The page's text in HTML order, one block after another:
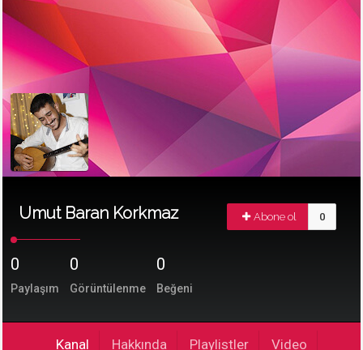
Umut Baran Korkmaz Abone ol 0
0
Paylaşım
0
Görüntülenme
0
Beğeni
Kanal Hakkında Playlistler
Video